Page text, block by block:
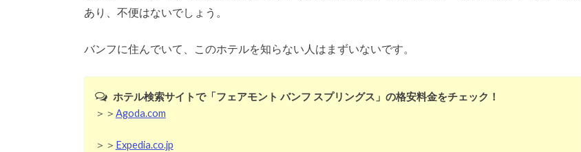
あり、不便はないでしょう。
バンフに住んでいて、このホテルを知らない人はまずいないです。
ホテル検索サイトで「フェアモント バンフ スプリングス」の格安料金をチェック！
＞＞ Agoda.com
＞＞ Expedia.co.jp